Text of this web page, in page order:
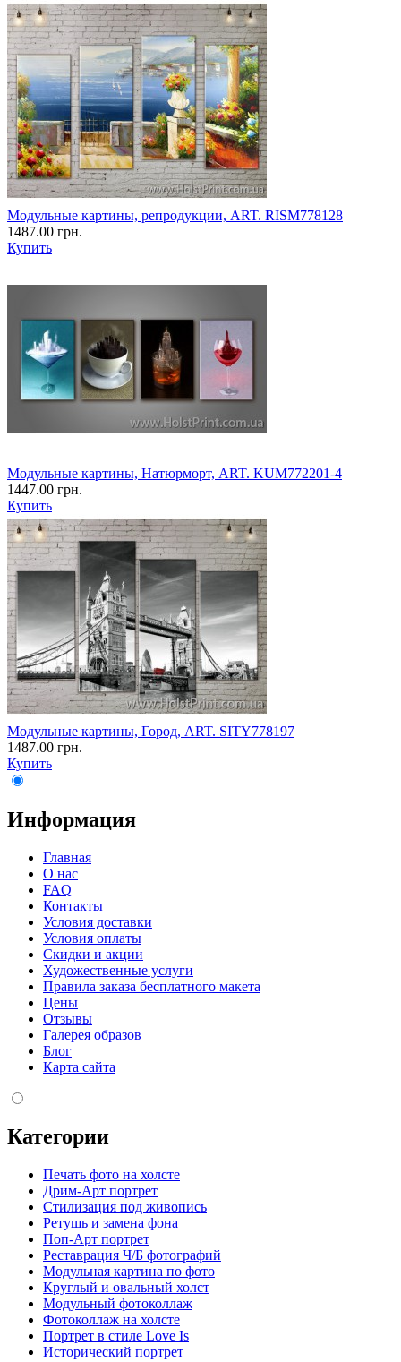
Модульные картины, репродукции, ART. RISM778128
1487.00 грн.
Купить
Модульные картины, Натюрморт, ART. KUM772201-4
1447.00 грн.
Купить
Модульные картины, Город, ART. SITY778197
1487.00 грн.
Купить
Информация
Главная
О нас
FAQ
Контакты
Условия доставки
Условия оплаты
Скидки и акции
Художественные услуги
Правила заказа бесплатного макета
Цены
Отзывы
Галерея образов
Блог
Карта сайта
Категории
Печать фото на холсте
Дрим-Арт портрет
Стилизация под живопись
Ретушь и замена фона
Поп-Арт портрет
Реставрация Ч/Б фотографий
Модульная картина по фото
Круглый и овальный холст
Модульный фотоколлаж
Фотоколлаж на холсте
Портрет в стиле Love Is
Исторический портрет